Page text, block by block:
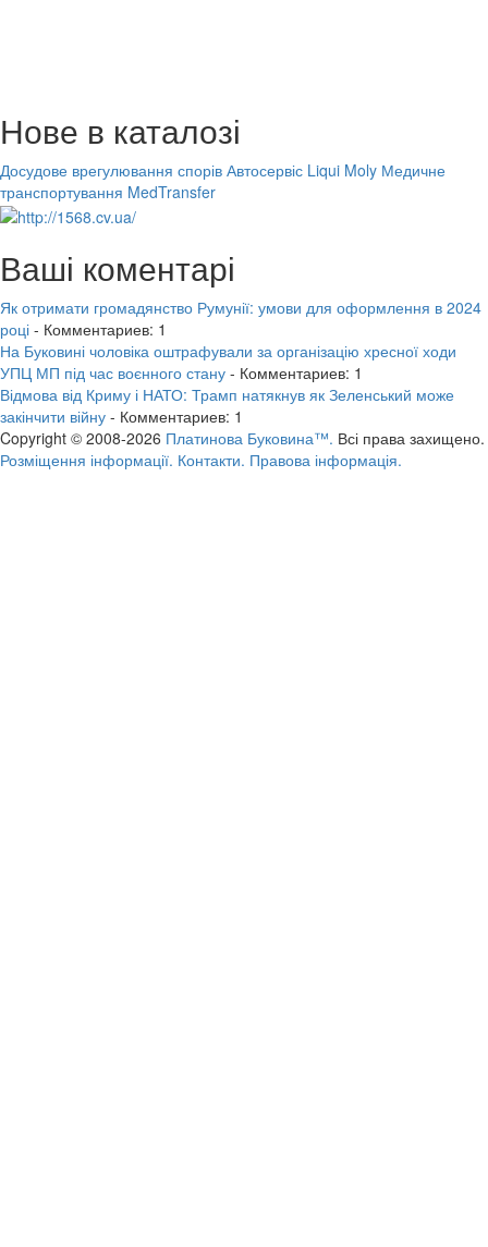
Нове в каталозі
Досудове врегулювання спорів Автосервіс Liqui Moly Медичне
транспортування MedTransfer
Ваші коментарі
Як отримати громадянство Румунії: умови для оформлення в 2024
році - Комментариев: 1
На Буковині чоловіка оштрафували за організацію хресної ходи
УПЦ МП під час воєнного стану - Комментариев: 1
Відмова від Криму і НАТО: Трамп натякнув як Зеленський може
закінчити війну - Комментариев: 1
Copyright © 2008-2026 Платинова Буковина™. Всі права захищено.
Розміщення інформації. Контакти. Правова інформація.